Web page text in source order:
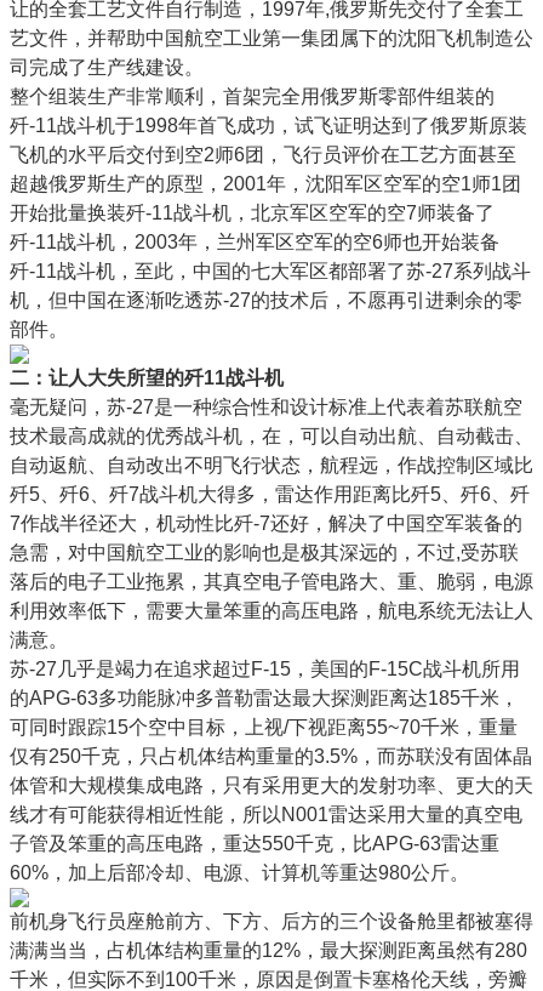
让的全套工艺文件自行制造，1997年,俄罗斯先交付了全套工
艺文件，并帮助中国航空工业第一集团属下的沈阳飞机制造公
司完成了生产线建设。
整个组装生产非常顺利，首架完全用俄罗斯零部件组装的
歼-11战斗机于1998年首飞成功，试飞证明达到了俄罗斯原装
飞机的水平后交付到空2师6团，飞行员评价在工艺方面甚至
超越俄罗斯生产的原型，2001年，沈阳军区空军的空1师1团
开始批量换装歼-11战斗机，北京军区空军的空7师装备了
歼-11战斗机，2003年，兰州军区空军的空6师也开始装备
歼-11战斗机，至此，中国的七大军区都部署了苏-27系列战斗
机，但中国在逐渐吃透苏-27的技术后，不愿再引进剩余的零
部件。
二：让人大失所望的歼11战斗机
毫无疑问，苏-27是一种综合性和设计标准上代表着苏联航空
技术最高成就的优秀战斗机，在，可以自动出航、自动截击、
自动返航、自动改出不明飞行状态，航程远，作战控制区域比
歼5、歼6、歼7战斗机大得多，雷达作用距离比歼5、歼6、歼
7作战半径还大，机动性比歼-7还好，解决了中国空军装备的
急需，对中国航空工业的影响也是极其深远的，不过,受苏联
落后的电子工业拖累，其真空电子管电路大、重、脆弱，电源
利用效率低下，需要大量笨重的高压电路，航电系统无法让人
满意。
苏-27几乎是竭力在追求超过F-15，美国的F-15C战斗机所用
的APG-63多功能脉冲多普勒雷达最大探测距离达185千米，
可同时跟踪15个空中目标，上视/下视距离55~70千米，重量
仅有250千克，只占机体结构重量的3.5%，而苏联没有固体晶
体管和大规模集成电路，只有采用更大的发射功率、更大的天
线才有可能获得相近性能，所以N001雷达采用大量的真空电
子管及笨重的高压电路，重达550千克，比APG-63雷达重
60%，加上后部冷却、电源、计算机等重达980公斤。
前机身飞行员座舱前方、下方、后方的三个设备舱里都被塞得
满满当当，占机体结构重量的12%，最大探测距离虽然有280
千米，但实际不到100千米，原因是倒置卡塞格伦天线，旁瓣